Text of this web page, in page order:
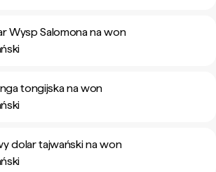
Wysp Salomona na won
tongijska na won
dolar tajwański na won